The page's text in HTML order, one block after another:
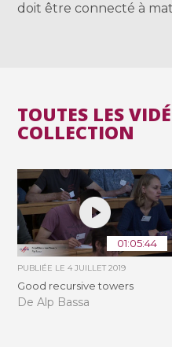
doit être connecté à
TOUTES LES
COLLECTION
01:05:44
PUBLIÉE LE4 JUILLET 2019
Good recursive towers
De Alp Bassa